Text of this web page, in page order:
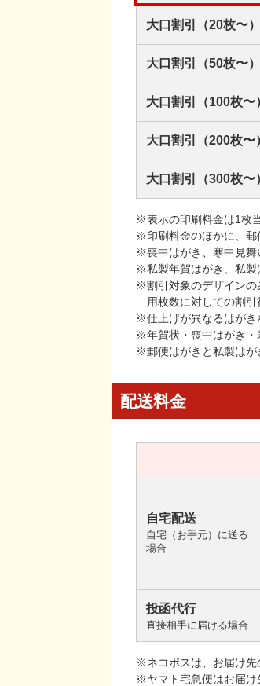
大口割引（20枚〜）
大口割引（50枚〜）
大口割引（100枚〜
大口割引（200枚〜
大口割引（300枚〜
※表示の印刷料金は1枚
※印刷料金のほかに、郵
※喪中はがき、寒中見舞
※私製年賀はがき、私製
※割引対象のデザインの
用枚数に対しての割引
※仕上げが異なるはがき
※年賀状・喪中はがき・
※郵便はがきと私製はが
配送料金
自宅配送
自宅（お手元）に送る
場合
投函代行
直接相手に届ける場合
※ネコポスは、お届け先
※ヤマト宅急便はお届け